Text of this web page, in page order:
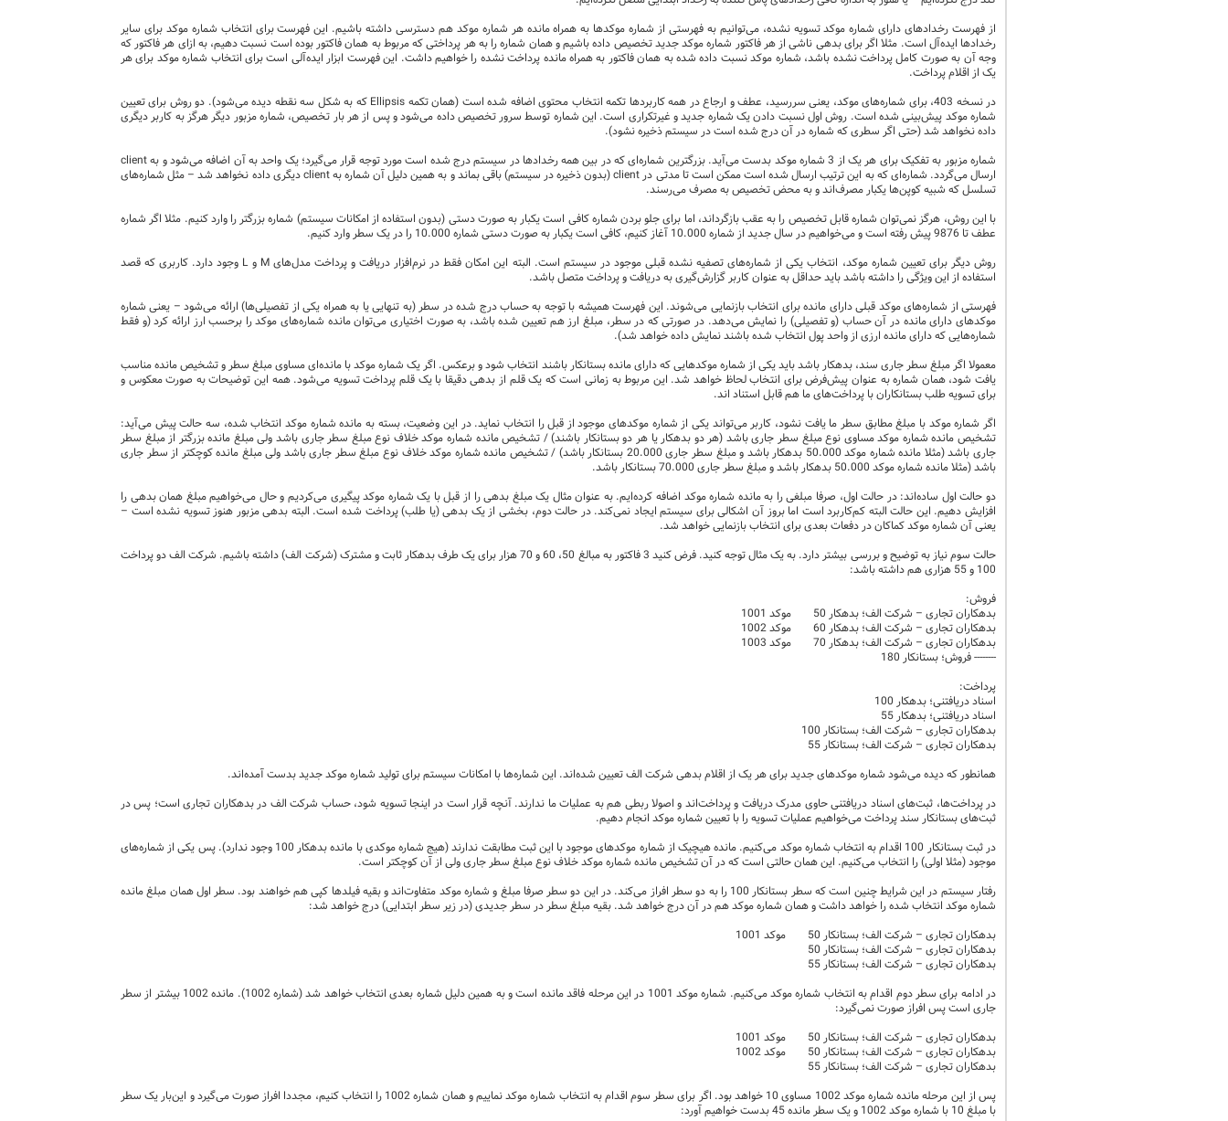
از فهرست رخدادهای دارای شماره موکد تسویه نشده، می‌توانیم به فهرستی از شماره موکدها به همراه مانده هر شماره موکد هم دسترسی داشته باشیم. این فهرست برای انتخاب شماره موکد برای سایر
رخدادها ایده‌آل است. مثلا اگر برای بدهی ناشی از هر فاکتور شماره موکد جدید تخصیص داده باشیم و همان شماره را به هر پرداختی که مربوط به همان فاکتور بوده است نسبت دهیم، به ازای هر فاکتور که
وجه آن به صورت کامل پرداخت نشده باشد، شماره موکد نسبت داده شده به همان فاکتور به همراه مانده پرداخت نشده را خواهیم داشت. این فهرست ابزار ایده‌آلی است برای انتخاب شماره موکد برای هر
یک از اقلام پرداخت.
در نسخه 403، برای شماره‌های موکد، یعنی سررسید، عطف و ارجاع در همه کاربردها تکمه انتخاب محتوی اضافه شده است (همان تکمه Ellipsis که به شکل سه نقطه دیده می‌شود). دو روش برای تعیین
شماره موکد پیش‌بینی شده است. روش اول نسبت دادن یک شماره جدید و غیرتکراری است. این شماره توسط سرور تخصیص داده می‌شود و پس از هر بار تخصیص، شماره مزبور دیگر هرگز به کاربر دیگری
داده نخواهد شد (حتی اگر سطری که شماره در آن درج شده است در سیستم ذخیره نشود).
شماره مزبور به تفکیک برای هر یک از 3 شماره موکد بدست می‌آید. بزرگترین شماره‌ای که در بین همه رخدادها در سیستم درج شده است مورد توجه قرار می‌گیرد؛ یک واحد به آن اضافه می‌شود و به client
ارسال می‌گردد. شماره‌ای که به این ترتیب ارسال شده است ممکن است تا مدتی در client (بدون ذخیره در سیستم) باقی بماند و به همین دلیل آن شماره به client دیگری داده نخواهد شد – مثل شماره‌های
تسلسل که شبیه کوپن‌ها یکبار مصرف‌اند و به محض تخصیص به مصرف می‌رسند.
با این روش، هرگز نمی‌توان شماره قابل تخصیص را به عقب بازگرداند، اما برای جلو بردن شماره کافی است یکبار به صورت دستی (بدون استفاده از امکانات سیستم) شماره بزرگتر را وارد کنیم. مثلا اگر شماره
عطف تا 9876 پیش رفته است و می‌خواهیم در سال جدید از شماره 10.000 آغاز کنیم، کافی است یکبار به صورت دستی شماره 10.000 را در یک سطر وارد کنیم.
روش دیگر برای تعیین شماره موکد، انتخاب یکی از شماره‌های تصفیه نشده قبلی موجود در سیستم است. البته این امکان فقط در نرم‌افزار دریافت و پرداخت مدل‌های M و L وجود دارد. کاربری که قصد
استفاده از این ویژگی را داشته باشد باید حداقل به عنوان کاربر گزارش‌گیری به دریافت و پرداخت متصل باشد.
فهرستی از شماره‌های موکد قبلی دارای مانده برای انتخاب بازنمایی می‌شوند. این فهرست همیشه با توجه به حساب درج شده در سطر (به تنهایی یا به همراه یکی از تفصیلی‌ها) ارائه می‌شود – یعنی شماره
موکدهای دارای مانده در آن حساب (و تفصیلی) را نمایش می‌دهد. در صورتی که در سطر، مبلغ ارز هم تعیین شده باشد، به صورت اختیاری می‌توان مانده شماره‌های موکد را برحسب ارز ارائه کرد (و فقط
شماره‌هایی که دارای مانده ارزی از واحد پول انتخاب شده باشند نمایش داده خواهد شد).
معمولا اگر مبلغ سطر جاری سند، بدهکار باشد باید یکی از شماره موکدهایی که دارای مانده بستانکار باشند انتخاب شود و برعکس. اگر یک شماره موکد با مانده‌ای مساوی مبلغ سطر و تشخیص مانده مناسب
یافت شود، همان شماره به عنوان پیش‌فرض برای انتخاب لحاظ خواهد شد. این مربوط به زمانی است که یک قلم از بدهی دقیقا با یک قلم پرداخت تسویه می‌شود. همه این توضیحات به صورت معکوس و
برای تسویه طلب بستانکاران با پرداخت‌های ما هم قابل استناد اند.
اگر شماره موکد با مبلغ مطابق سطر ما یافت نشود، کاربر می‌تواند یکی از شماره موکدهای موجود از قبل را انتخاب نماید. در این وضعیت، بسته به مانده شماره موکد انتخاب شده، سه حالت پیش می‌آید:
تشخیص مانده شماره موکد مساوی نوع مبلغ سطر جاری باشد (هر دو بدهکار یا هر دو بستانکار باشند) / تشخیص مانده شماره موکد خلاف نوع مبلغ سطر جاری باشد ولی مبلغ مانده بزرگتر از مبلغ سطر
جاری باشد (مثلا مانده شماره موکد 50.000 بدهکار باشد و مبلغ سطر جاری 20.000 بستانکار باشد) / تشخیص مانده شماره موکد خلاف نوع مبلغ سطر جاری باشد ولی مبلغ مانده کوچکتر از سطر جاری
باشد (مثلا مانده شماره موکد 50.000 بدهکار باشد و مبلغ سطر جاری 70.000 بستانکار باشد.
دو حالت اول ساده‌اند: در حالت اول، صرفا مبلغی را به مانده شماره موکد اضافه کرده‌ایم. به عنوان مثال یک مبلغ بدهی را از قبل با یک شماره موکد پیگیری می‌کردیم و حال می‌خواهیم مبلغ همان بدهی را
افزایش دهیم. این حالت البته کم‌کاربرد است اما بروز آن اشکالی برای سیستم ایجاد نمی‌کند. در حالت دوم، بخشی از یک بدهی (یا طلب) پرداخت شده است. البته بدهی مزبور هنوز تسویه نشده است –
یعنی آن شماره موکد کماکان در دفعات بعدی برای انتخاب بازنمایی خواهد شد.
حالت سوم نیاز به توضیح و بررسی بیشتر دارد. به یک مثال توجه کنید. فرض کنید 3 فاکتور به مبالغ 50، 60 و 70 هزار برای یک طرف بدهکار ثابت و مشترک (شرکت الف) داشته باشیم. شرکت الف دو پرداخت
100 و 55 هزاری هم داشته باشد:
فروش:
بدهکاران تجاری – شرکت الف؛ بدهکار 50 موکد 1001
بدهکاران تجاری – شرکت الف؛ بدهکار 60 موکد 1002
بدهکاران تجاری – شرکت الف؛ بدهکار 70 موکد 1003
-------- فروش؛ بستانکار 180
پرداخت:
اسناد دریافتنی؛ بدهکار 100
اسناد دریافتنی؛ بدهکار 55
بدهکاران تجاری – شرکت الف؛ بستانکار 100
بدهکاران تجاری – شرکت الف؛ بستانکار 55
همانطور که دیده می‌شود شماره موکدهای جدید برای هر یک از اقلام بدهی شرکت الف تعیین شده‌اند. این شماره‌ها با امکانات سیستم برای تولید شماره موکد جدید بدست آمده‌اند.
در پرداخت‌ها، ثبت‌های اسناد دریافتنی حاوی مدرک دریافت و پرداخت‌اند و اصولا ربطی هم به عملیات ما ندارند. آنچه قرار است در اینجا تسویه شود، حساب شرکت الف در بدهکاران تجاری است؛ پس در
ثبت‌های بستانکار سند پرداخت می‌خواهیم عملیات تسویه را با تعیین شماره موکد انجام دهیم.
در ثبت بستانکار 100 اقدام به انتخاب شماره موکد می‌کنیم. مانده هیچیک از شماره موکدهای موجود با این ثبت مطابقت ندارند (هیج شماره موکدی با مانده بدهکار 100 وجود ندارد). پس یکی از شماره‌های
موجود (مثلا اولی) را انتخاب می‌کنیم. این همان حالتی است که در آن تشخیص مانده شماره موکد خلاف نوع مبلغ سطر جاری ولی از آن کوچکتر است.
رفتار سیستم در این شرایط چنین است که سطر بستانکار 100 را به دو سطر افراز می‌کند. در این دو سطر صرفا مبلغ و شماره موکد متفاوت‌اند و بقیه فیلدها کپی هم خواهند بود. سطر اول همان مبلغ مانده
شماره موکد انتخاب شده را خواهد داشت و همان شماره موکد هم در آن درج خواهد شد. بقیه مبلغ سطر در سطر جدیدی (در زیر سطر ابتدایی) درج خواهد شد:
بدهکاران تجاری – شرکت الف؛ بستانکار 50 موکد 1001
بدهکاران تجاری – شرکت الف؛ بستانکار 50
بدهکاران تجاری – شرکت الف؛ بستانکار 55
در ادامه برای سطر دوم اقدام به انتخاب شماره موکد می‌کنیم. شماره موکد 1001 در این مرحله فاقد مانده است و به همین دلیل شماره بعدی انتخاب خواهد شد (شماره 1002). مانده 1002 بیشتر از سطر
جاری است پس افراز صورت نمی‌گیرد:
بدهکاران تجاری – شرکت الف؛ بستانکار 50 موکد 1001
بدهکاران تجاری – شرکت الف؛ بستانکار 50 موکد 1002
بدهکاران تجاری – شرکت الف؛ بستانکار 55
پس از این مرحله مانده شماره موکد 1002 مساوی 10 خواهد بود. اگر برای سطر سوم اقدام به انتخاب شماره موکد نماییم و همان شماره 1002 را انتخاب کنیم، مجددا افراز صورت می‌گیرد و این‌بار یک سطر
با مبلغ 10 با شماره موکد 1002 و یک سطر مانده 45 بدست خواهیم آورد: